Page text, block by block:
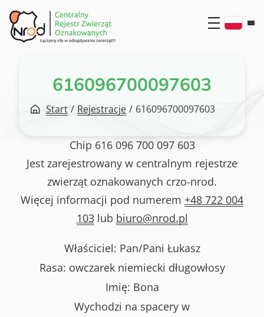
Przejdź
do
treści
616096700097603
Start / Rejestracje / 616096700097603
Chip 616 096 700 097 603
Jest zarejestrowany w centralnym rejestrze
zwierząt oznakowanych crzo-nrod.
Więcej informacji pod numerem +48 722 004
103lub biuro@nrod.pl
Właściciel: Pan/Pani Łukasz
Rasa: owczarek niemiecki długowłosy
Imię: Bona
Wychodzi na spacery w